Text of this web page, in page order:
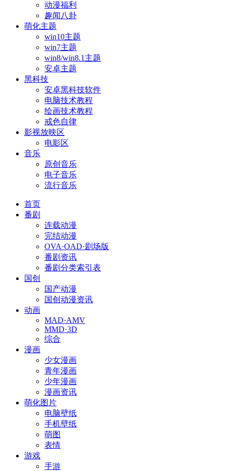
动漫福利
趣闻八卦
萌化主题
win10主题
win7主题
win8/win8.1主题
安卓主题
黑科技
安卓黑科技软件
电脑技术教程
绘画技术教程
戒色自律
影视放映区
电影区
音乐
原创音乐
电子音乐
流行音乐
首页
番剧
连载动漫
完结动漫
OVA·OAD·剧场版
番剧资讯
番剧分类索引表
国创
国产动漫
国创动漫资讯
动画
MAD·AMV
MMD·3D
综合
漫画
少女漫画
青年漫画
少年漫画
漫画资讯
萌化图片
电脑壁纸
手机壁纸
萌图
表情
游戏
手游